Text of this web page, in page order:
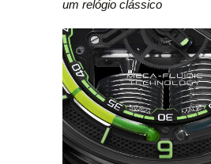
um relógio clássico